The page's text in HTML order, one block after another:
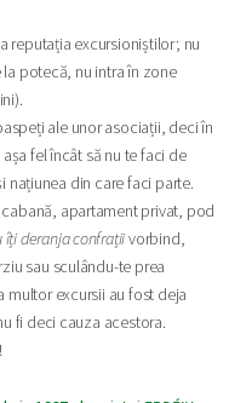
reputația excursioniștilor; nu
potecă, nu intra în zone
ale unor asociații, deci în
fel încât să nu te faci de
națiunea din care faci parte.
apartament privat, pod
îți deranja confrațiivorbind,
sau sculându-te prea
multor excursii au fost deja
fi deci cauza acestora.